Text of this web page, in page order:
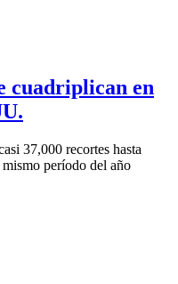
cuadriplican en
37,000 recortes hasta
período del año